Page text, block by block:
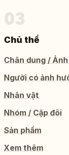
Chủ thể
Chân dung /
Người có ảnh
Nhân vật
Nhóm / Cặp đôi
Sản phẩm
Xem thêm